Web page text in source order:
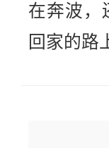
在奔波，
回家的路